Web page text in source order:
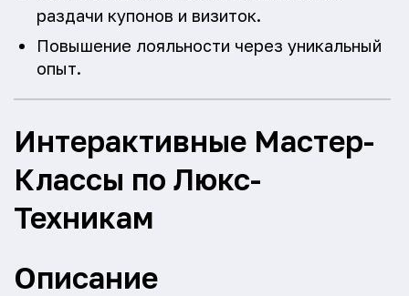
раздачи купонов и визиток.
Повышение лояльности через уникальный
опыт.
Интерактивные Мастер-
Классы по Люкс-
Техникам
Описание